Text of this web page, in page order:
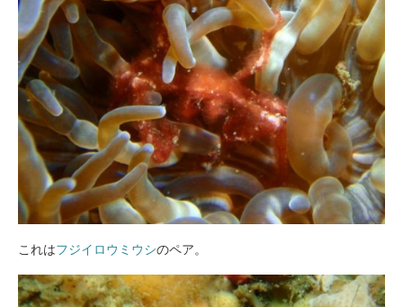
これはフジイロウミウシのペア。